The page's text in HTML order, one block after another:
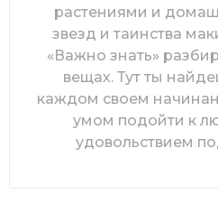
растениями и
звезд и таинства
«Важно знать»
вещах. Тут ты
каждом своем
умом подойти к
удовольствием